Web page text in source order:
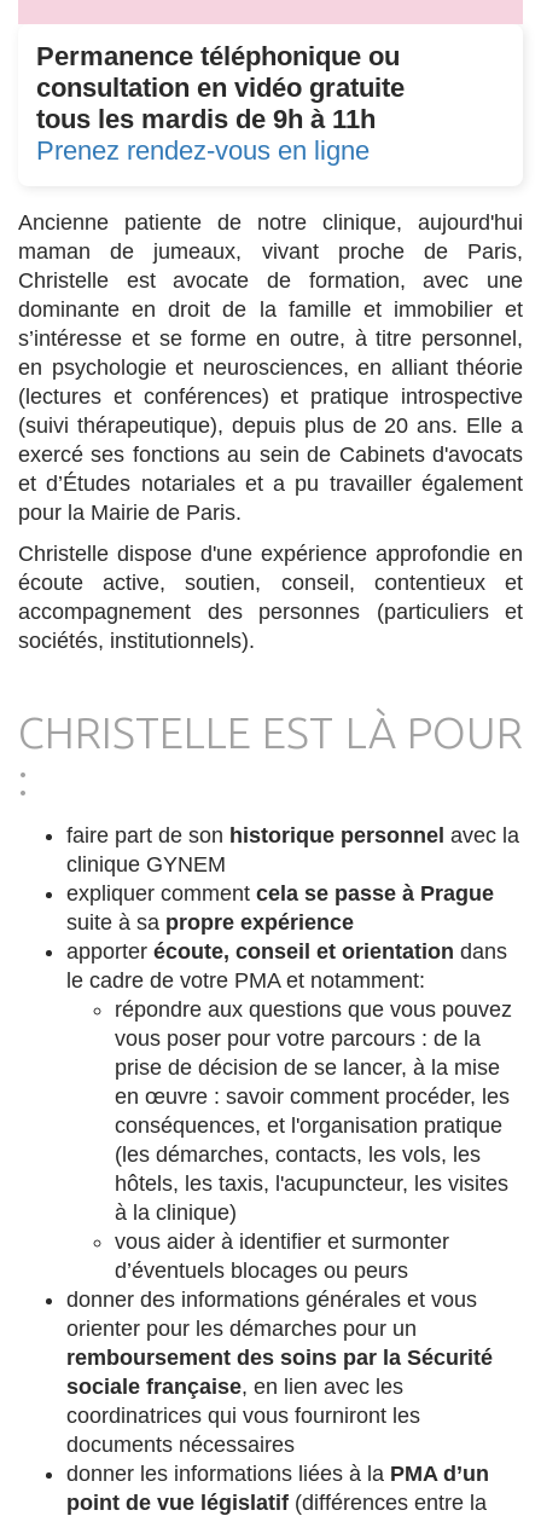
Permanence téléphonique ou
consultation en vidéo gratuite
tous les mardis de 9h à 11h
Prenez rendez-vous en ligne
Ancienne patiente de notre clinique, aujourd'hui
maman de jumeaux, vivant proche de Paris,
Christelle est avocate de formation, avec une
dominante en droit de la famille et immobilier et
s’intéresse et se forme en outre, à titre personnel,
en psychologie et neurosciences, en alliant théorie
(lectures et conférences) et pratique introspective
(suivi thérapeutique), depuis plus de 20 ans. Elle a
exercé ses fonctions au sein de Cabinets d'avocats
et d’Études notariales et a pu travailler également
pour la Mairie de Paris.
Christelle dispose d'une expérience approfondie en
écoute active, soutien, conseil, contentieux et
accompagnement des personnes (particuliers et
sociétés, institutionnels).
CHRISTELLE EST LÀ POUR
:
faire part de son historique personnel avec la
clinique GYNEM
expliquer comment cela se passe à Prague
suite à sa propre expérience
apporter écoute, conseil et orientation dans
le cadre de votre PMA et notamment:
répondre aux questions que vous pouvez
vous poser pour votre parcours : de la
prise de décision de se lancer, à la mise
en œuvre : savoir comment procéder, les
conséquences, et l'organisation pratique
(les démarches, contacts, les vols, les
hôtels, les taxis, l'acupuncteur, les visites
à la clinique)
vous aider à identifier et surmonter
d’éventuels blocages ou peurs
donner des informations générales et vous
orienter pour les démarches pour un
remboursement des soins par la Sécurité
sociale française, en lien avec les
coordinatrices qui vous fourniront les
documents nécessaires
donner les informations liées à la PMA d’un
point de vue législatif (différences entre la